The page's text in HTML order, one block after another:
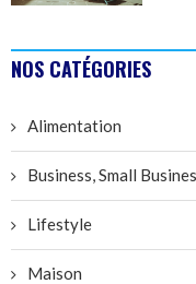
NOS CATÉGORIES
Alimentation
Business, Small
Lifestyle
Maison